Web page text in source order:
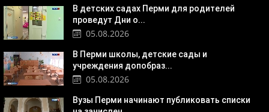
В детских садах Перми для родителей
проведут Дни о...
05.08.2026
В Перми школы, детские сады и
учреждения допобраз...
05.08.2026
Вузы Перми начинают публиковать списки